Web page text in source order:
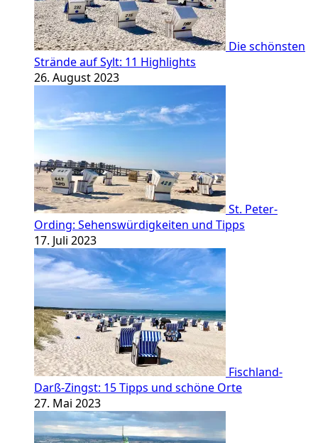
Die schönsten
Strände auf Sylt: 11 Highlights
26. August 2023
St. Peter-
Ording: Sehenswürdigkeiten und Tipps
17. Juli 2023
Fischland-
Darß-Zingst: 15 Tipps und schöne Orte
27. Mai 2023